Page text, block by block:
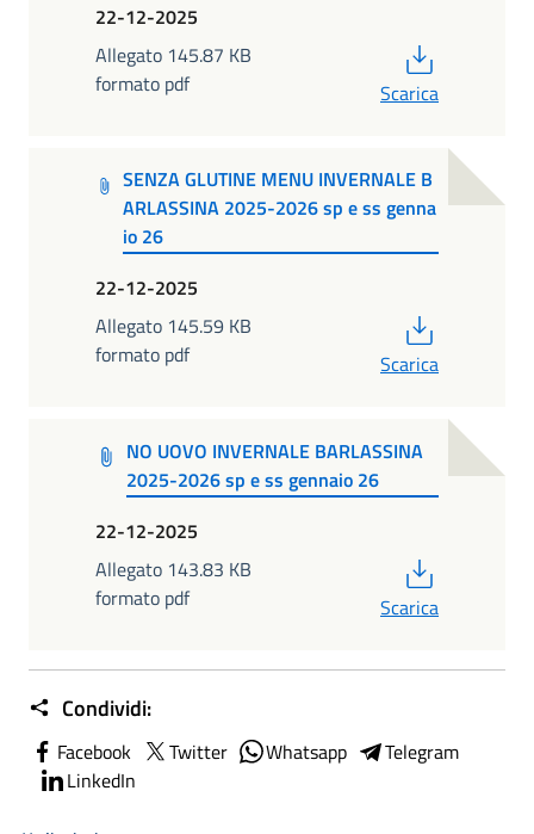
22-12-2025
Allegato 145.87 KB
formato pdf
Scarica
SENZA GLUTINE MENU INVERNALE B
ARLASSINA 2025-2026 sp e ss genna
io 26
22-12-2025
Allegato 145.59 KB
formato pdf
Scarica
NO UOVO INVERNALE BARLASSINA
2025-2026 sp e ss gennaio 26
22-12-2025
Allegato 143.83 KB
formato pdf
Scarica
Condividi:
Facebook Twitter Whatsapp
Telegram
LinkedIn